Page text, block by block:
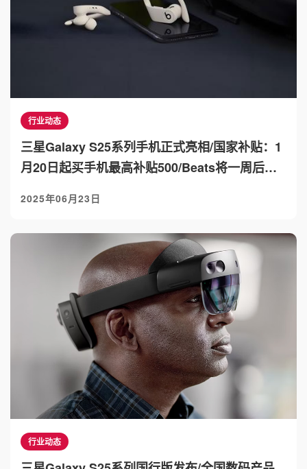
行业动态
三星Galaxy S25系列手机正式亮相/国家补贴：1
月20日起买手机最高补贴500/Beats将一周后推
2025年06月23日
行业动态